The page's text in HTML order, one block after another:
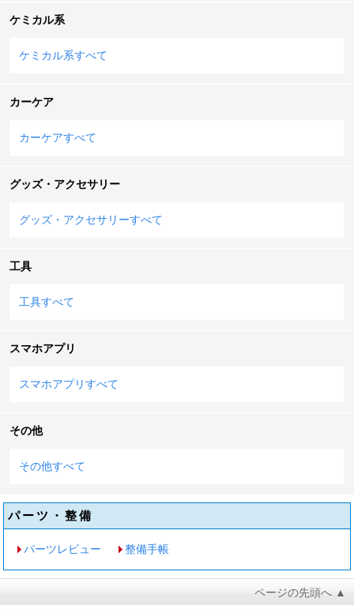
ケミカル系
ケミカル系すべて
カーケア
カーケアすべて
グッズ・アクセサリー
グッズ・アクセサリーすべて
工具
工具すべて
スマホアプリ
スマホアプリすべて
その他
その他すべて
パーツ・整備
パーツレビュー 整備手帳
ページの先頭へ ▲